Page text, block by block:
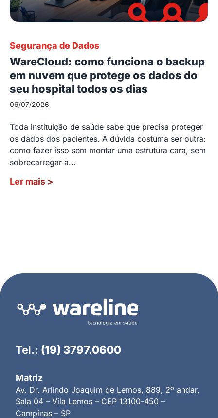
Segurança de Dados
WareCloud: como funciona o backup
em nuvem que protege os dados do
seu hospital todos os dias
06/07/2026
Toda instituição de saúde sabe que precisa proteger
os dados dos pacientes. A dúvida costuma ser outra:
como fazer isso sem montar uma estrutura cara, sem
sobrecarregar a...
Ler mais >
Tel.: (19) 3797.0600
Matriz
Av. Dr. Arlindo Joaquim de Lemos, 889, 2º andar,
Sala 04 – Vila Lemos – CEP 13100-450 –
Campinas – SP